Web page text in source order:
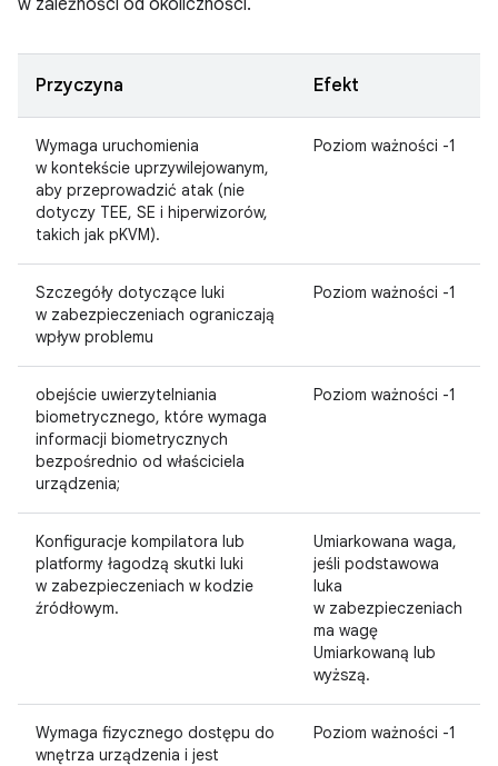
w zależności od okoliczności.
Przyczyna Efekt
Wymaga uruchomienia
w kontekście uprzywilejowanym,
aby przeprowadzić atak (nie
dotyczy TEE, SE i hiperwizorów,
takich jak pKVM).
Poziom ważności -1
Szczegóły dotyczące luki
w zabezpieczeniach ograniczają
wpływ problemu
Poziom ważności -1
obejście uwierzytelniania
biometrycznego, które wymaga
informacji biometrycznych
bezpośrednio od właściciela
urządzenia;
Poziom ważności -1
Konfiguracje kompilatora lub
platformy łagodzą skutki luki
w zabezpieczeniach w kodzie
źródłowym.
Umiarkowana waga,
jeśli podstawowa
luka
w zabezpieczeniach
ma wagę
Umiarkowaną lub
wyższą.
Wymaga fizycznego dostępu do
wnętrza urządzenia i jest
Poziom ważności -1